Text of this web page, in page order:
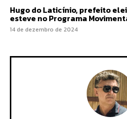
Hugo do Laticínio, prefeito
esteve no Programa
14 de dezembro de 2024